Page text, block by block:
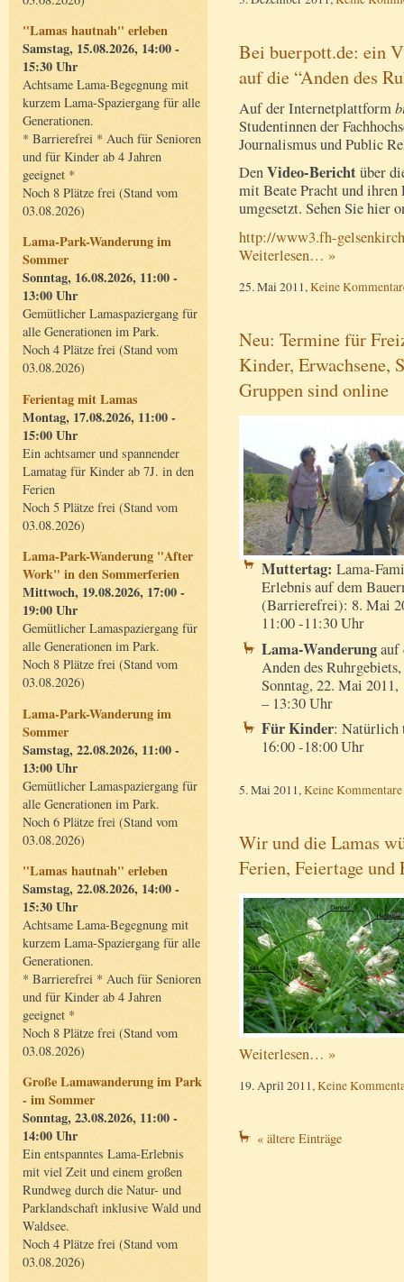
"Lamas hautnah" erleben
Samstag, 15.08.2026, 14:00 -
15:30 Uhr
Achtsame Lama-Begegnung mit
kurzem Lama-Spaziergang für alle
Generationen.
* Barrierefrei * Auch für Senioren
und für Kinder ab 4 Jahren
geeignet *
Noch 8 Plätze frei (Stand vom
03.08.2026)
Lama-Park-Wanderung im
Sommer
Sonntag, 16.08.2026, 11:00 -
13:00 Uhr
Gemütlicher Lamaspaziergang für
alle Generationen im Park.
Noch 4 Plätze frei (Stand vom
03.08.2026)
Ferientag mit Lamas
Montag, 17.08.2026, 11:00 -
15:00 Uhr
Ein achtsamer und spannender
Lamatag für Kinder ab 7J. in den
Ferien
Noch 5 Plätze frei (Stand vom
03.08.2026)
Lama-Park-Wanderung "After
Work" in den Sommerferien
Mittwoch, 19.08.2026, 17:00 -
19:00 Uhr
Gemütlicher Lamaspaziergang für
alle Generationen im Park.
Noch 8 Plätze frei (Stand vom
03.08.2026)
Lama-Park-Wanderung im
Sommer
Samstag, 22.08.2026, 11:00 -
13:00 Uhr
Gemütlicher Lamaspaziergang für
alle Generationen im Park.
Noch 6 Plätze frei (Stand vom
03.08.2026)
"Lamas hautnah" erleben
Samstag, 22.08.2026, 14:00 -
15:30 Uhr
Achtsame Lama-Begegnung mit
kurzem Lama-Spaziergang für alle
Generationen.
* Barrierefrei * Auch für Senioren
und für Kinder ab 4 Jahren
geeignet *
Noch 8 Plätze frei (Stand vom
03.08.2026)
Große Lamawanderung im Park
- im Sommer
Sonntag, 23.08.2026, 11:00 -
14:00 Uhr
Ein entspanntes Lama-Erlebnis
mit viel Zeit und einem großen
Rundweg durch die Natur- und
Parklandschaft inklusive Wald und
Waldsee.
Noch 4 Plätze frei (Stand vom
03.08.2026)
Bei buerpott.de: ein
auf die “Anden des
Auf der Internetplattform
Studentinnen der
Journalismus und Public
DenVideo-Berichtüber
mit Beate Pracht und ihren
umgesetzt. Sehen Sie hier
http://www3.fh-
Weiterlesen… »
25. Mai 2011,Keine
Neu: Termine für
Kinder, Erwachsene,
Gruppen sind online
Muttertag: Lama-
Erlebnis auf dem
(Barrierefrei): 8. Mai
11:00 -11:30 Uhr
Lama-Wanderungauf
Anden des Ruhrgebiets,
Sonntag, 22. Mai 2011,
– 13:30 Uhr
Für Kinder: Natürlich
16:00 -18:00 Uhr
5. Mai 2011,Keine Kommentare
Wir und die Lamas
Ferien, Feiertage und
Weiterlesen… »
19. April 2011,Keine
« ältere Einträge